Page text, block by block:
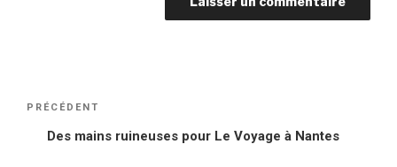
Navigation
Article
précédent
PRÉCÉDENT
Des mains ruineuses pour Le Voyage à Nantes